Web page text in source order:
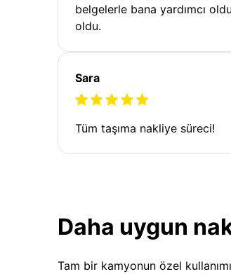
belgelerle bana yardımcı
oldu.
Sara
Tüm taşıma nakliye süreci!
Daha uygun
Tam bir kamyonun özel